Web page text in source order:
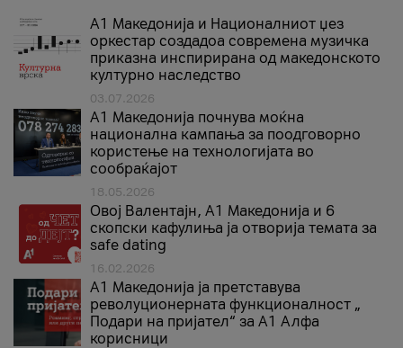
А1 Македонија и Националниот џез
оркестар создадоа современа музичка
приказна инспирирана од македонското
културно наследство
03.07.2026
A1 Македонија почнува моќна
национална кампања за поодговорно
користење на технологијата во
сообраќајот
18.05.2026
Овој Валентајн, A1 Македонија и 6
скопски кафулиња ја отворија темата за
safe dating
16.02.2026
А1 Македонија ја претставува
револуционерната функционалност „
Подари на пријател“ за А1 Алфа
корисници